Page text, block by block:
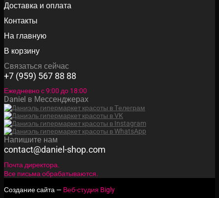
Доставка и оплата
Контакты
На главную
В корзину
Связаться сейчас
+7 (959) 567 88 88
Ежедневно с 9:00 до 18:00
Daniel в Мессенджерах
Напишите нам
contact@daniel-shop.com
Почта директора.
Все письма обрабатываются.
Создание сайта — Веб-студия Bigly